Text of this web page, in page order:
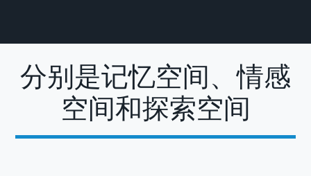
分别是记忆空间、情感
空间和探索空间